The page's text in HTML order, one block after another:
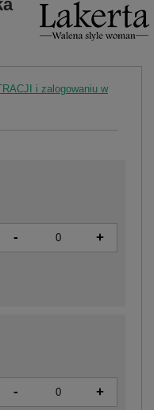
i zalogowaniu w
- +
- +